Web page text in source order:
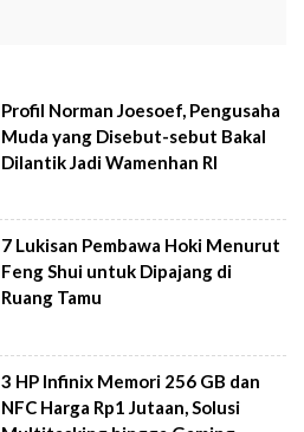
Profil Norman Joesoef, Pengusaha
Muda yang Disebut-sebut Bakal
Dilantik Jadi Wamenhan RI
7 Lukisan Pembawa Hoki Menurut
Feng Shui untuk Dipajang di
Ruang Tamu
3 HP Infinix Memori 256 GB dan
NFC Harga Rp1 Jutaan, Solusi